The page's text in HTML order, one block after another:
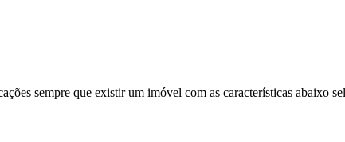
sempre que existir um imóvel com as características abaixo